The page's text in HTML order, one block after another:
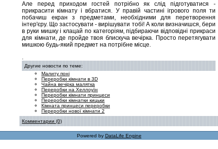
Але перед приходом гостей потрібно як слід підготуватися -
прикрасити кімнату і вбратися. У правій частині ігрового поля ти
побачиш екран з предметами, необхідними для перетворення
інтер'єру. Що застосувати - вирішувати тобі! А коли визначишся, бери
в руки мишку і клацай по категоріям, підбираючи відповідні прикраси
для кімнати, де пройде твоя блискуча вечірка. Просто перетягувати
мишкою будь-який предмет на потрібне місце.
.
Другие новости по теме:
Малиту поні
Переробки кімнати в 3D
Чайна вечірка малятка
Переробки на Хеллоуїн
Переробки кімнати принцеси
Переробки кімнатки кицьки
Кімната принцеси переробки
Переробки нової кімнати 2
Комментарии (0)
Powered by DataLife Engine